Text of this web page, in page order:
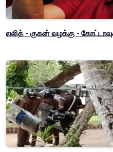
லலித் - குகன் வழக்கு -